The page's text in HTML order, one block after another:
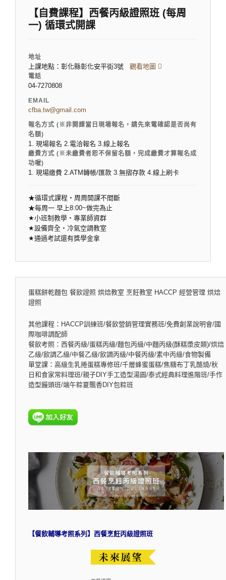
【自費課程】西餐丙級證照班 (每周
一) 循環式開課
地址
上課地點：彰化縣彰化安平街3號 觀看地圖
電話
04-7270808
EMAIL
cfba.tw@gmail.com
報名方式 (※非開課當日現場報名，請先來電確認是否尚有
名額)
1. 現場報名 2.電洽報名 3.線上報名
繳費方式 (※未繳費者恕不保留名額，完成繳費才算報名成
功喔)
1. 現場繳費 2.ATM轉帳/匯款 3.無摺存款 4.線上刷卡
★循環式課程‧周周開課不間斷
★每周一 早上8:00~做完為止
★小班制教學‧專業師資群
★設備齊全‧冷氣空調教室
★通過考試還有獎學金拿
蛋糕餅乾麵包 餐飲證照 烘焙教室 烹飪教室 HACCP 經營管理 烘焙
證照
其他課程：HACCP訓練班/餐飲營銷管理實務班/免費創業說明會/國
際咖啡調配師
餐飲考照：西餐丙級/蛋糕丙級/麵包丙級/中麵丙級(酥糕漿皮類)/烘焙
乙級/飲調乙級/中餐乙級/飲調丙級/中餐丙級/素中丙級/食物製備
單堂課：高級生乳捲蛋糕專修班/千層蜂蜜蛋糕/焦糖布丁乳酪燒/秋
日和食家常料理班/親子DIY手工造型湯圓/泰式經典料理進階班/手作
造型饅頭班/端午粽夏飄香DIY包粽班
【餐飲輔導考照系列】西餐烹飪丙級證照班